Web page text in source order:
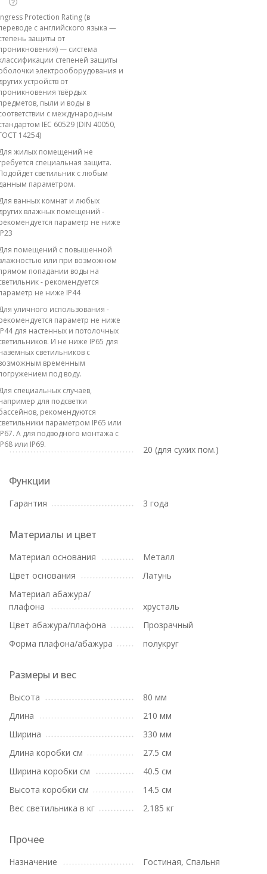
Protection Rating (в
с английского языка —
защиты от
— система
степеней защиты
электрооборудования и
устройств от
твёрдых
пыли и воды в
с международным
IEC 60529 (DIN 40050,
14254)
жилых помещений не
специальная защита.
светильник с любым
параметром.
ванных комнат и любых
влажных помещений -
параметр не ниже
помещений с повышенной
или при возможном
попадании воды на
- рекомендуется
не ниже IP44
уличного использования -
параметр не ниже
для настенных и потолочных
И не ниже IP65 для
светильников с
временным
под воду.
специальных случаев,
для подсветки
рекомендуются
параметром IP65 или
А для подводного монтажа с
или IP69.
20 (для сухих пом.)
Функции
Гарантия 3 года
Материалы и цвет
Материал основания
Металл
Цвет основания
Латунь
Материал абажура/
плафона
хрусталь
Цвет абажура/плафона
Прозрачный
Форма плафона/абажура
полукруг
Размеры и вес
Высота
80 мм
Длина
210 мм
Ширина
330 мм
Длина коробки см
27.5 см
Ширина коробки см
40.5 см
Высота коробки см
14.5 см
Вес светильника в кг
2.185 кг
Прочее
Назначение
Гостиная, Спальня